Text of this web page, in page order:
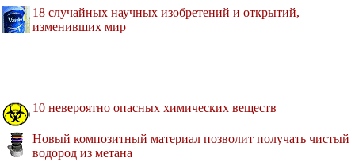
18 случайных научных изобретений и открытий,
изменивших мир
10 невероятно опасных химических веществ
Новый композитный материал позволит получать чистый
водород из метана